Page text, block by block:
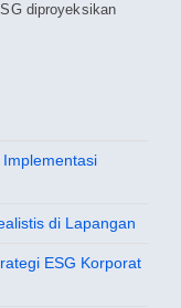
diproyeksikan
di Lapangan
ESG Korporat